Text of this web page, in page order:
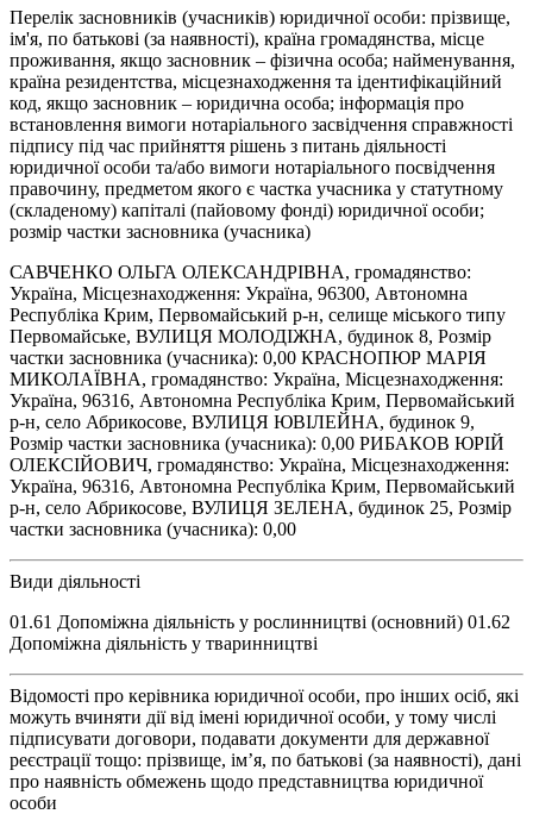
Перелік засновників (учасників) юридичної особи: прізвище,
ім'я, по батькові (за наявності), країна громадянства, місце
проживання, якщо засновник – фізична особа; найменування,
країна резидентства, місцезнаходження та ідентифікаційний
код, якщо засновник – юридична особа; інформація про
встановлення вимоги нотаріального засвідчення справжності
підпису під час прийняття рішень з питань діяльності
юридичної особи та/або вимоги нотаріального посвідчення
правочину, предметом якого є частка учасника у статутному
(складеному) капіталі (пайовому фонді) юридичної особи;
розмір частки засновника (учасника)
САВЧЕНКО ОЛЬГА ОЛЕКСАНДРІВНА, громадянство:
Україна, Місцезнаходження: Україна, 96300, Автономна
Республіка Крим, Первомайський р-н, селище міського типу
Первомайське, ВУЛИЦЯ МОЛОДІЖНА, будинок 8, Розмір
частки засновника (учасника): 0,00 КРАСНОПЮР МАРІЯ
МИКОЛАЇВНА, громадянство: Україна, Місцезнаходження:
Україна, 96316, Автономна Республіка Крим, Первомайський
р-н, село Абрикосове, ВУЛИЦЯ ЮВІЛЕЙНА, будинок 9,
Розмір частки засновника (учасника): 0,00 РИБАКОВ ЮРІЙ
ОЛЕКСІЙОВИЧ, громадянство: Україна, Місцезнаходження:
Україна, 96316, Автономна Республіка Крим, Первомайський
р-н, село Абрикосове, ВУЛИЦЯ ЗЕЛЕНА, будинок 25, Розмір
частки засновника (учасника): 0,00
Види діяльності
01.61 Допоміжна діяльність у рослинництві (основний) 01.62
Допоміжна діяльність у тваринництві
Відомості про керівника юридичної особи, про інших осіб, які
можуть вчиняти дії від імені юридичної особи, у тому числі
підписувати договори, подавати документи для державної
реєстрації тощо: прізвище, ім’я, по батькові (за наявності), дані
про наявність обмежень щодо представництва юридичної
особи